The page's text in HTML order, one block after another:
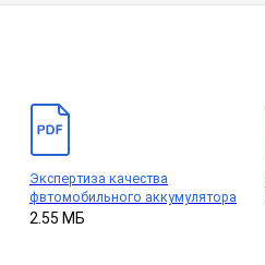
Экспертиза качества
фвтомобильного аккумулятора
2.55 МБ